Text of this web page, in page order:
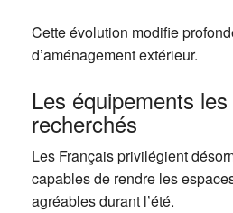
Cette évolution modifie
d’aménagement extérieur.
Les équipements
recherchés
Les Français privilégient
capables de rendre les
agréables durant l’été.